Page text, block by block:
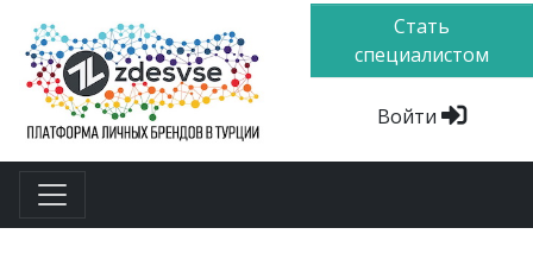
Стать
специалистом
Войти